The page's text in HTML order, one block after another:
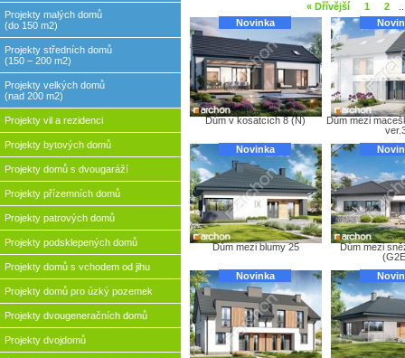
Projekty malých domů
(do 150 m2)
Projekty středních domů
(150 – 200 m2)
Projekty velkých domů
(nad 200 m2)
Projekty vil a rezidenci
Projekty bytových domů
Projekty domů s dvougaráží
Projekty přízemních domů
Projekty patrových domů
Projekty podsklepených domů
Projekty domů s vchodem od jihu
Projekty domů pro úzký pozemek
Projekty dvougeneračních domů
Projekty dvojdomů
« Dřívější 1 2
Novinka
Dům v kosatcích 8 (N)
Dům mezi
Novinka
Dům mezi blumy 25
Dům mezi
Novinka